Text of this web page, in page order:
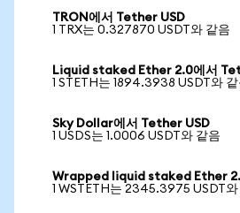
TRON에서 Tether USD
1 TRX는 0.327870 USDT와 같음
Liquid staked Ether 2.0에서
1 STETH는 1894.3938 USDT와 같
Sky Dollar에서 Tether USD
1 USDS는 1.0006 USDT와 같음
Wrapped liquid staked Ether
1 WSTETH는 2345.3975 USDT와